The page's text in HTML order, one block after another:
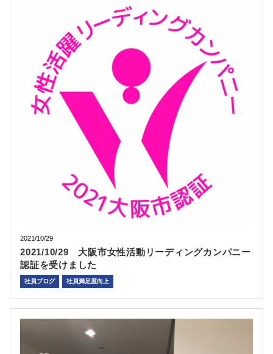
2021/10/29
2021/10/29 大阪市女性活動リーディングカンパニー
認証を受けました
社員ブログ 社員満足度向上